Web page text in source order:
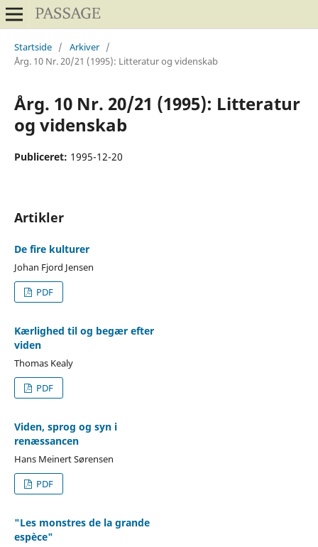
Startside / Arkiver /
Årg. 10 Nr. 20/21 (1995): Litteratur og videnskab
Årg. 10 Nr. 20/21 (1995): Litteratur
og videnskab
Publiceret: 1995-12-20
Artikler
De fire kulturer
Johan Fjord Jensen
PDF
Kærlighed til og begær efter
viden
Thomas Kealy
PDF
Viden, sprog og syn i
renæssancen
Hans Meinert Sørensen
PDF
"Les monstres de la grande
espèce"